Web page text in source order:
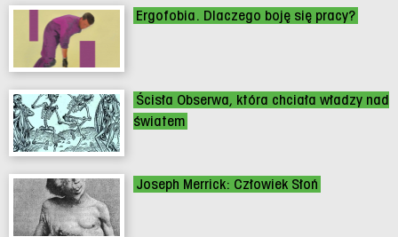
Ergofobia. Dlaczego boję się pracy?
Ścisła Obserwa, która chciała władzy nad
światem
Joseph Merrick: Człowiek Słoń